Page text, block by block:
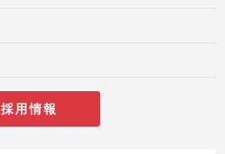
採用情報